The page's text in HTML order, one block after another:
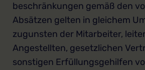
beschränkungen gemäß den
Absätzen gelten in gleichem
zugunsten der Mitarbeiter,
Angestellten, gesetzlichen
sonstigen Erfüllungsgehilfen